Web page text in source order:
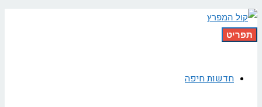
תפריט
חדשות חיפה